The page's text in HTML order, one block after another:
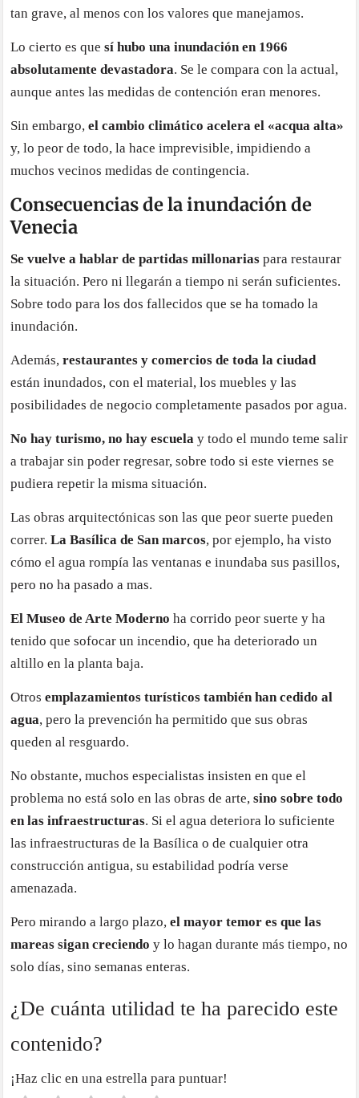
tan grave, al menos con los valores que manejamos.
Lo cierto es quesí hubo una inundación en 1966
absolutamente devastadora. Se le compara con la actual,
aunque antes las medidas de contención eran menores.
Sin embargo,el cambio climático acelera el «acqua alta»
y, lo peor de todo, la hace imprevisible, impidiendo a
muchos vecinos medidas de contingencia.
Consecuencias de la inundación de
Venecia
Se vuelve a hablar de partidas millonarias para restaurar
la situación. Pero ni llegarán a tiempo ni serán suficientes.
Sobre todo para los dos fallecidos que se ha tomado la
inundación.
Además,restaurantes y comercios de toda la ciudad
están inundados, con el material, los muebles y las
posibilidades de negocio completamente pasados por agua.
No hay turismo, no hay escuela y todo el mundo teme salir
a trabajar sin poder regresar, sobre todo si este viernes se
pudiera repetir la misma situación.
Las obras arquitectónicas son las que peor suerte pueden
correr.La Basílica de San marcos, por ejemplo, ha visto
cómo el agua rompía las ventanas e inundaba sus pasillos,
pero no ha pasado a mas.
El Museo de Arte Moderno ha corrido peor suerte y ha
tenido que sofocar un incendio, que ha deteriorado un
altillo en la planta baja.
Otrosemplazamientos turísticos también han cedido al
agua, pero la prevención ha permitido que sus obras
queden al resguardo.
No obstante, muchos especialistas insisten en que el
problema no está solo en las obras de arte,sino sobre todo
en las infraestructuras. Si el agua deteriora lo suficiente
las infraestructuras de la Basílica o de cualquier otra
construcción antigua, su estabilidad podría verse
amenazada.
Pero mirando a largo plazo,el mayor temor es que las
mareas sigan creciendo y lo hagan durante más tiempo, no
solo días, sino semanas enteras.
¿De cuánta utilidad te ha parecido este
contenido?
¡Haz clic en una estrella para puntuar!